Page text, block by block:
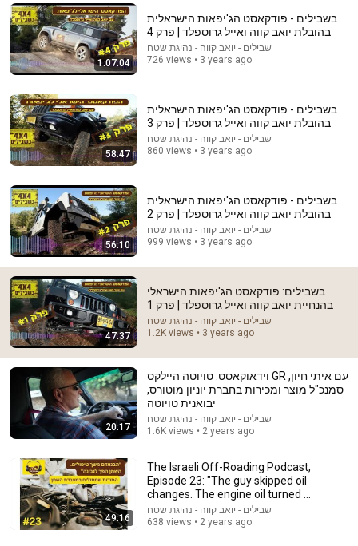
Comment...
וידאוקאסט: טויוטה היילקס GR עם איתי חיון, סמנכ"ל מוצר
ומכירות בחברת יוניון מוטורס, יבואנית טויוטה
שבילים - יואב קווה - נהיגת שטח 1.6K views
החברות מהגן והבדיקה הגנטית שטלטלה את חייהן: "זה
1:07:04
בשבילים - פודקאסט הג'יפאות הישראלית
בהובלת יואב קווה ואייל גרוספלד | פרק 4
שבילים - יואב קווה - נהיגת שטח
726 views • 3 years ago
58:47
בשבילים - פודקאסט הג'יפאות הישראלית
בהובלת יואב קווה ואייל גרוספלד | פרק 3
שבילים - יואב קווה - נהיגת שטח
860 views • 3 years ago
56:10
בשבילים - פודקאסט הג'יפאות הישראלית
בהובלת יואב קווה ואייל גרוספלד | פרק 2
שבילים - יואב קווה - נהיגת שטח
999 views • 3 years ago
47:37
בשבילים: פודקאסט הג'יפאות הישראלי
בהנחיית יואב קווה ואייל גרוספלד | פרק 1
שבילים - יואב קווה - נהיגת שטח
1.2K views • 3 years ago
20:17
וידאוקאסט: טויוטה היילקס GR עם איתי חיון,
סמנכ"ל מוצר ומכירות בחברת יוניון מוטורס,
יבואנית טויוטה
שבילים - יואב קווה - נהיגת שטח
1.6K views • 2 years ago
49:16
The Israeli Off-Roading Podcast,
Episode 23: "The guy skipped oil
changes. The engine oil turned ...
שבילים - יואב קווה - נהיגת שטח
638 views • 2 years ago